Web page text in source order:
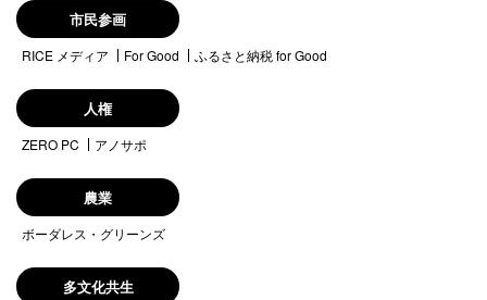
市民参画
RICE メディア For Good ふるさと納税 for Good
人権
ZERO PC アノサポ
農業
ボーダレス・グリーンズ
多文化共生